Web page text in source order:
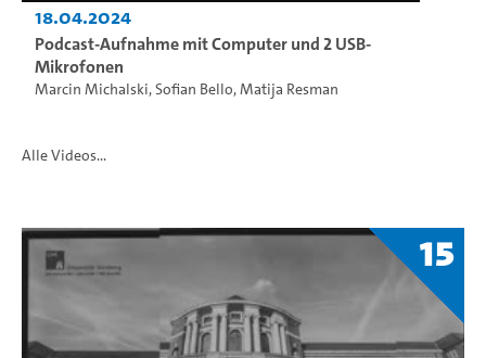
18.04.2024
Podcast-Aufnahme mit Computer und 2 USB-
Mikrofonen
Marcin Michalski,Sofian Bello,Matija Resman
Alle Videos...
15